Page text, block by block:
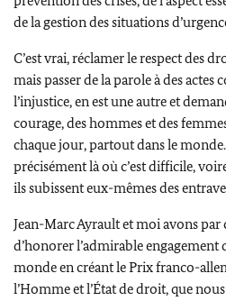
de la gestion des situations
C’est vrai, réclamer le respect des
mais passer de la parole à des
l’injustice, en est une autre et
courage, des hommes et des
chaque jour, partout dans le
précisément là où c’est difficile,
ils subissent eux-mêmes des
Jean-Marc Ayrault et moi avons par
d’honorer l’admirable engagement
monde en créant le Prix franco-
l’Homme et l’État de droit, que